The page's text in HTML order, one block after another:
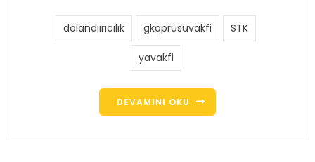
dolandıırıcılık gkoprusuvakfi STK
yavakfi
DEVAMINI OKU